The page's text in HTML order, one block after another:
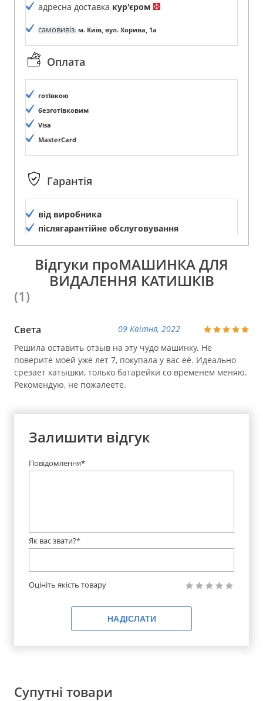
адресна доставка кур'єром
самовивіз: м. Київ, вул. Хорива, 1а
Оплата
готівкою
безготівковим
Visa
MasterCard
Гарантія
від виробника
післягарантійне обслуговування
Відгуки проМАШИНКА ДЛЯ
ВИДАЛЕННЯ КАТИШКІВ
(1)
Света
09 Квітня, 2022
Решила оставить отзыв на эту чудо машинку. Не
поверите моей уже лет 7, покупала у вас её. Идеально
срезает катышки, только батарейки со временем меняю.
Рекомендую, не пожалеете.
Залишити відгук
Повідомлення*
Як вас звати?*
Оцініть якість товару
НАДІСЛАТИ
Супутні товари